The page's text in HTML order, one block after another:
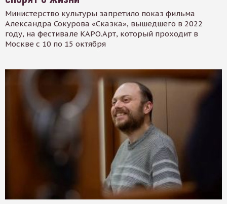
Министерство культуры запретило показ фильма
Александра Сокурова «Сказка», вышедшего в 2022
году, на фестивале КАРО.Арт, который проходит в
Москве с 10 по 15 октября